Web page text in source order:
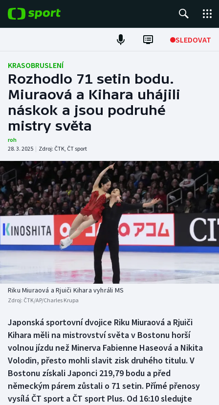
SLEDOVAT
Fotbal
Hokej
Tenis
Atletika
DALŠÍ SPORTY
Americký fotbal
Baseball a softbal
Basketbal
Biatlon
Boby a skeleton
Box
Curling
Dostihy
Florbal
NEPŘEHLÉDNĚTE
Soutěže
Historické návraty
Aplikace ČT sport
AZ kvíz
KRASOBRUSLENÍ
Rozhodlo 71 setin bodu.
Miuraová a Kihara uhájili
náskok a jsou podruhé
mistry světa
roh
28. 3. 2025 | Zdroj: ČTK, ČT sport
Riku Miuraová a Rjuiči Kihara vyhráli MS
Zdroj: ČTK/AP/Charles Krupa
Japonská sportovní dvojice Riku Miuraová a Rjuiči
Kihara měli na mistrovství světa v Bostonu horší
volnou jízdu než Minerva Fabienne Haseová a Nikita
Volodin, přesto mohli slavit zisk druhého titulu. V
Bostonu získali Japonci 219,79 bodu a před
německým párem zůstali o 71 setin. Přímé přenosy
vysílá ČT sport a ČT sport Plus. Od 16:10 sledujte